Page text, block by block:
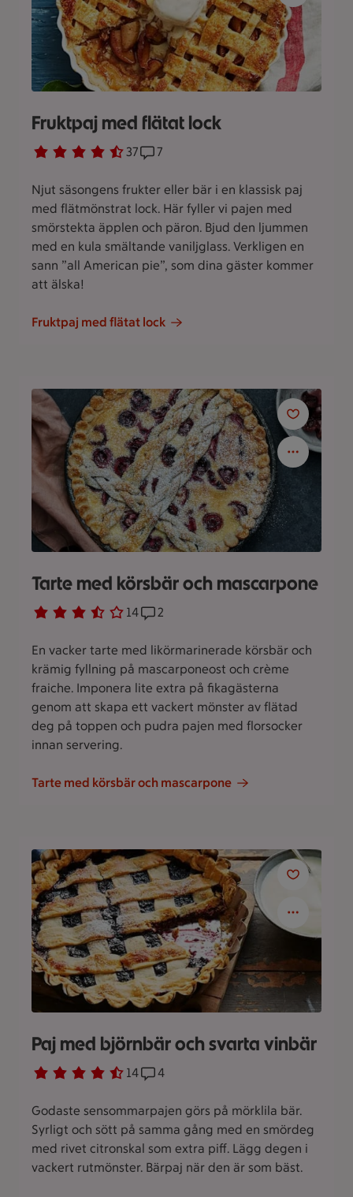
Fruktpaj med flätat lock
Betyg 4.1 av 5. 37
37 personer har röstatReceptet har 7 kommentarer
7
Njut säsongens frukter eller bär i en klassisk paj
med flätmönstrat lock. Här fyller vi pajen med
smörstekta äpplen och päron. Bjud den ljummen
med en kula smältande vaniljglass. Verkligen en
sann ”all American pie”, som dina gäster kommer
att älska!
Fruktpaj med flätat lock
Tarte med körsbär och mascarpone
Betyg 3.2 av 5. 14
14 personer har röstatReceptet har 2 kommentarer
2
En vacker tarte med likörmarinerade körsbär och
krämig fyllning på mascarponeost och crème
fraiche. Imponera lite extra på fikagästerna
genom att skapa ett vackert mönster av flätad
deg på toppen och pudra pajen med florsocker
innan servering.
Tarte med körsbär och mascarpone
Paj med björnbär och svarta vinbär
Betyg 4.4 av 5. 14
14 personer har röstatReceptet har 4 kommentarer
4
Godaste sensommarpajen görs på mörklila bär.
Syrligt och sött på samma gång med en smördeg
med rivet citronskal som extra piff. Lägg degen i
vackert rutmönster. Bärpaj när den är som bäst.